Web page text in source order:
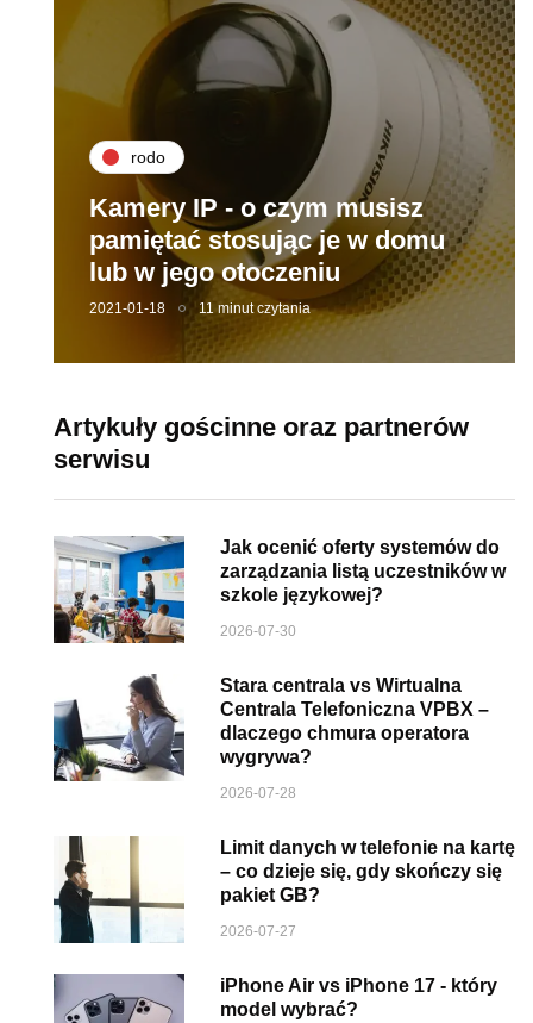
rodo
Kamery IP - o czym musisz
pamiętać stosując je w domu
lub w jego otoczeniu
2021-01-18 11 minut czytania
Artykuły gościnne oraz partnerów
serwisu
Jak ocenić oferty systemów do
zarządzania listą uczestników w
szkole językowej?
2026-07-30
Stara centrala vs Wirtualna
Centrala Telefoniczna VPBX –
dlaczego chmura operatora
wygrywa?
2026-07-28
Limit danych w telefonie na kartę
– co dzieje się, gdy skończy się
pakiet GB?
2026-07-27
iPhone Air vs iPhone 17 - który
model wybrać?